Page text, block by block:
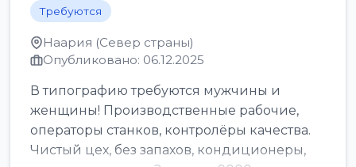
Требуются
Наария (Север страны)
Опубликовано: 06.12.2025
В типографию требуются мужчины и
женщины! Производственные рабочие,
операторы станков, контролёры качества.
Чистый цех, без запахов, кондиционеры,